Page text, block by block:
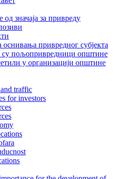
значаја за привреду
оснивања привредног субјекта
су пољопривредници општине
у организацији општине
traffic
for investors